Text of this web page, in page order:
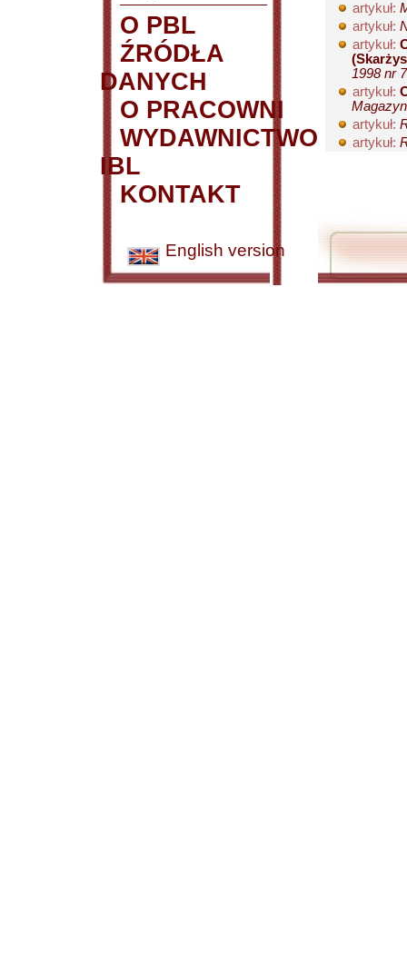
O PBL
ŹRÓDŁA
DANYCH
O PRACOWNI
WYDAWNICTWO
IBL
KONTAKT
English version
artykuł:
artykuł:
artykuł:
1998 nr
artykuł:
artykuł:
artykuł: